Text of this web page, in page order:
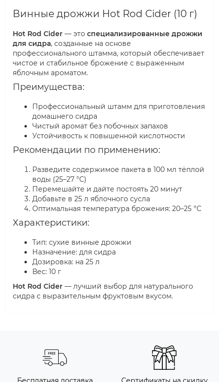
Винные дрожжи Hot Rod Cider (10 г)
Hot Rod Cider — это специализированные дрожжи
для сидра, созданные на основе
профессионального штамма, который обеспечивает
чистое и стабильное брожение с выраженным
яблочным ароматом.
Преимущества:
Профессиональный штамм для приготовления
домашнего сидра
Чистый аромат без побочных запахов
Устойчивость к повышенной кислотности
Рекомендации по применению:
Разведите содержимое пакета в 100 мл тёплой
воды (25–27 °С)
Перемешайте и дайте постоять 20 минут
Добавьте в 25 л яблочного сусла
Оптимальная температура брожения: 20–25 °С
Характеристики:
Тип: сухие винные дрожжи
Назначение: для сидра
Дозировка: на 25 л
Вес: 10 г
Hot Rod Cider — лучший выбор для натурального
сидра с выразительным фруктовым вкусом.